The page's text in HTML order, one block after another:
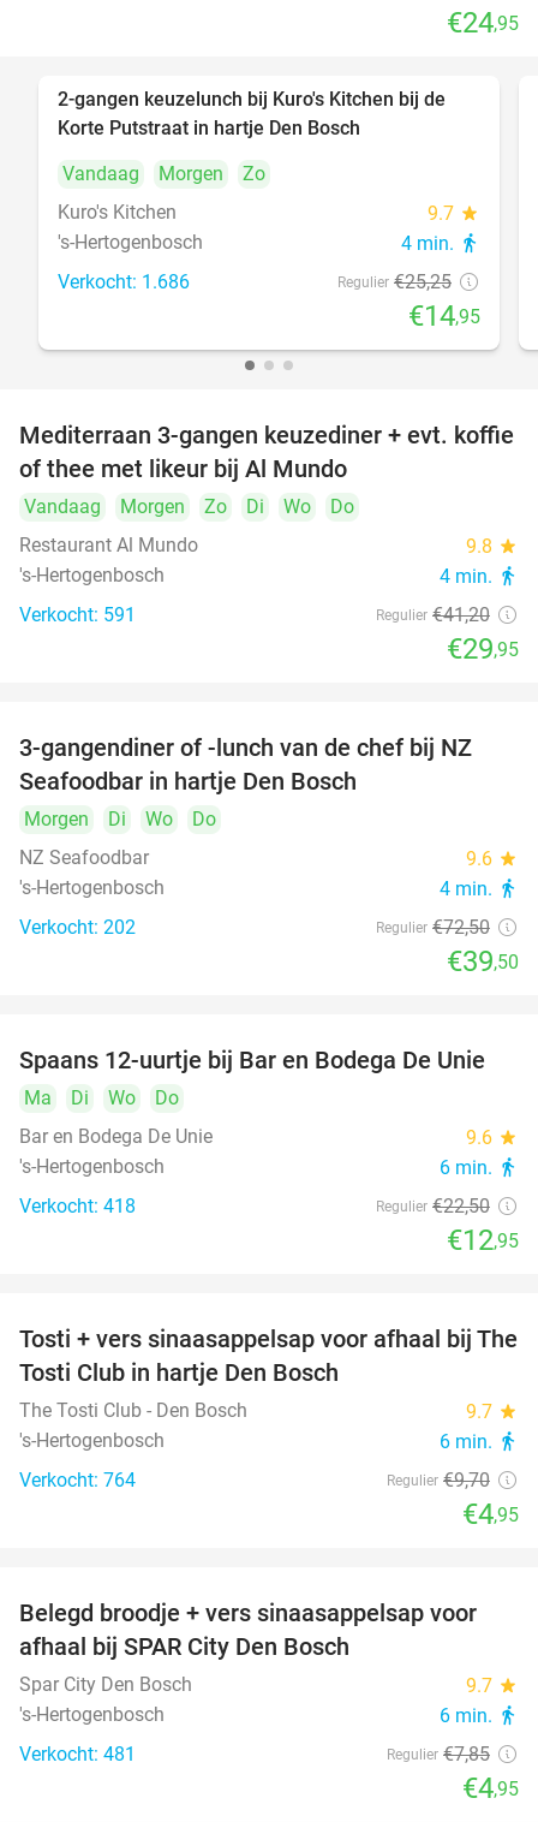
€24,95
2-gangen keuzelunch bij Kuro's Kitchen bij de
Korte Putstraat in hartje Den Bosch
Vandaag
Morgen
Zo
Kuro's Kitchen
9.7 star
's-Hertogenbosch 4 min. directions_walk
Verkocht: 1.686 Regulier €25,25
€14,95
27%
Mediterraan 3-gangen keuzediner + evt. koffie
of thee met likeur bij Al Mundo
Vandaag Morgen Zo Di Wo
Do
Restaurant Al Mundo
9.8 star
's-Hertogenbosch 4 min. directions_walk
Verkocht: 591 Regulier €41,20
€29,95
46%
3-gangendiner of -lunch van de chef bij NZ
Seafoodbar in hartje Den Bosch
Morgen Di Wo
Do
NZ Seafoodbar
9.6 star
's-Hertogenbosch 4 min. directions_walk
Verkocht: 202 Regulier €72,50
€39,50
42%
Spaans 12-uurtje bij Bar en Bodega De Unie
Ma Di Wo
Do
Bar en Bodega De Unie
9.6 star
's-Hertogenbosch 6 min. directions_walk
Verkocht: 418 Regulier €22,50
€12,95
49%
Tosti + vers sinaasappelsap voor afhaal bij The
Tosti Club in hartje Den Bosch
The Tosti Club - Den Bosch 9.7 star
's-Hertogenbosch 6 min. directions_walk
Verkocht: 764 Regulier €9,70
€4,95
37%
Belegd broodje + vers sinaasappelsap voor
afhaal bij SPAR City Den Bosch
Spar City Den Bosch 9.7 star
's-Hertogenbosch 6 min. directions_walk
Verkocht: 481 Regulier €7,85
€4,95